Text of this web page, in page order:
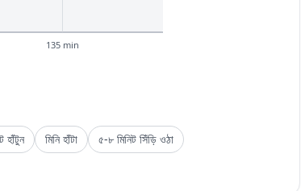
135 min
হাঁটুন মিনি হাঁটা ৫-৮ মিনিট সিঁড়ি ওঠা